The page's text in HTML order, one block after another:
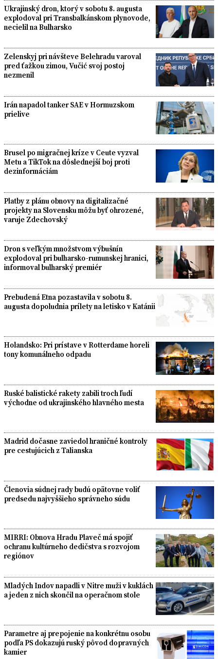
Ukrajinský dron, ktorý v sobotu 8. augusta
explodoval pri Transbalkánskom plynovode,
necielil na Bulharsko
Zelenskyj pri návšteve Belehradu varoval
pred ťažkou zimou, Vučić svoj postoj
nezmenil
Irán napadol tanker SAE v Hormuzskom
prielive
Brusel po migračnej kríze v Ceute vyzval
Metu a TikTok na dôslednejší boj proti
dezinformáciám
Platby z plánu obnovy na digitalizačné
projekty na Slovensku môžu byť ohrozené,
varuje Zdechovský
Dron s veľkým množstvom výbušnín
explodoval pri bulharsko-rumunskej hranici,
informoval bulharský premiér
Prebudená Etna pozastavila v sobotu 8.
augusta dopoludnia prílety na letisko v Katánii
Holandsko: Pri prístave v Rotterdame horeli
tony komunálneho odpadu
Ruské balistické rakety zabili troch ľudí
východne od ukrajinského hlavného mesta
Madrid dočasne zaviedol hraničné kontroly
pre cestujúcich z Talianska
Členovia súdnej rady budú opätovne voliť
predsedu najvyššieho správneho súdu
MIRRI: Obnova Hradu Plaveč má spojiť
ochranu kultúrneho dedičstva s rozvojom
regiónov
Mladých Indov napadli v Nitre muži v kuklách
a jeden z nich skončil na operačnom stole
Parametre aj prepojenie na konkrétnu osobu
podľa PS dokazujú ruský pôvod dopravných
kamier